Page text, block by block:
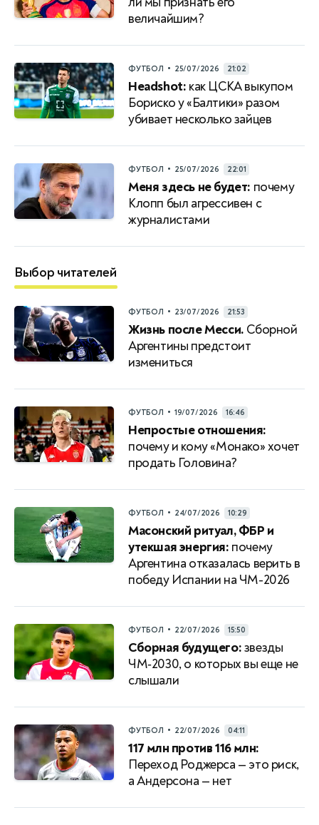
величайшим?
ФУТБОЛ • 25/07/2026 21:02
Headshot: как ЦСКА выкупом
Бориско у «Балтики» разом
убивает несколько зайцев
ФУТБОЛ • 25/07/2026 22:01
Меня здесь не будет: почему
Клопп был агрессивен с
журналистами
Выбор читателей
ФУТБОЛ • 23/07/2026 21:53
Жизнь после Месси. Сборной
Аргентины предстоит
измениться
ФУТБОЛ • 19/07/2026 16:46
Непростые отношения:
почему и кому «Монако» хочет
продать Головина?
ФУТБОЛ • 24/07/2026 10:29
Масонский ритуал, ФБР и
утекшая энергия: почему
Аргентина отказалась верить в
победу Испании на ЧМ-2026
ФУТБОЛ • 22/07/2026 15:50
Сборная будущего:звезды
ЧМ‑2030, о которых вы еще не
слышали
ФУТБОЛ • 22/07/2026 04:11
117 млн против 116 млн:
Переход Роджерса — это риск,
а Андерсона — нет